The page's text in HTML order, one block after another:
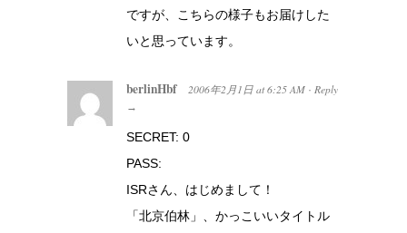
ですが、こちらの様子もお届けした
いと思っています。
berlinHbf 2006年2月1日 at 6:25 AM · Reply
→
SECRET: 0
PASS:
ISRさん、はじめまして！
「北京伯林」、かっこいいタイトル